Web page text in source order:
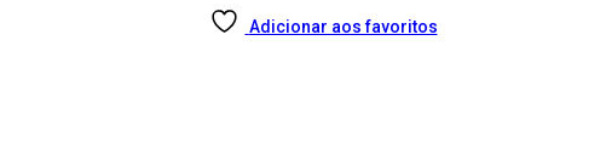
Adicionar aos favoritos